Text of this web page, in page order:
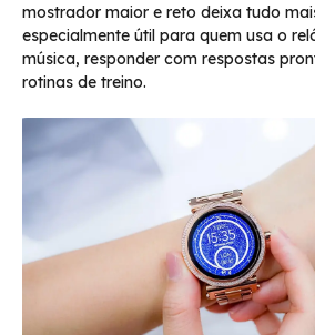
mostrador maior e reto deixa tudo
especialmente útil para quem usa o
música, responder com respostas
rotinas de treino.